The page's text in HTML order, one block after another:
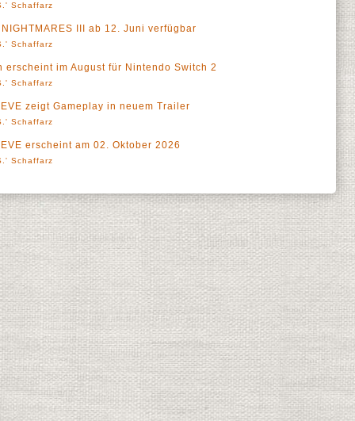
Schaffarz
III ab 12. Juni verfügbar
Schaffarz
erscheint im August für Nintendo Switch 2
Schaffarz
zeigt Gameplay in neuem Trailer
Schaffarz
erscheint am 02. Oktober 2026
Schaffarz